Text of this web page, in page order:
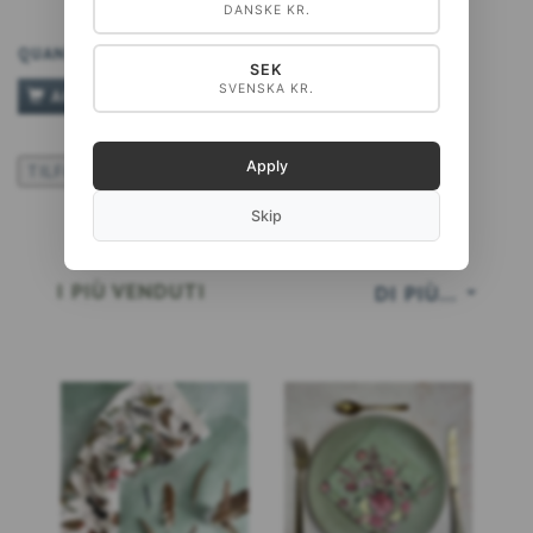
QUANTITÀ
AGGIUNGI AL CARRELLO
DI PIÙ...
I PIÙ VENDUTI
DANSKE KR.
SEK
SVENSKA KR.
Apply
Skip